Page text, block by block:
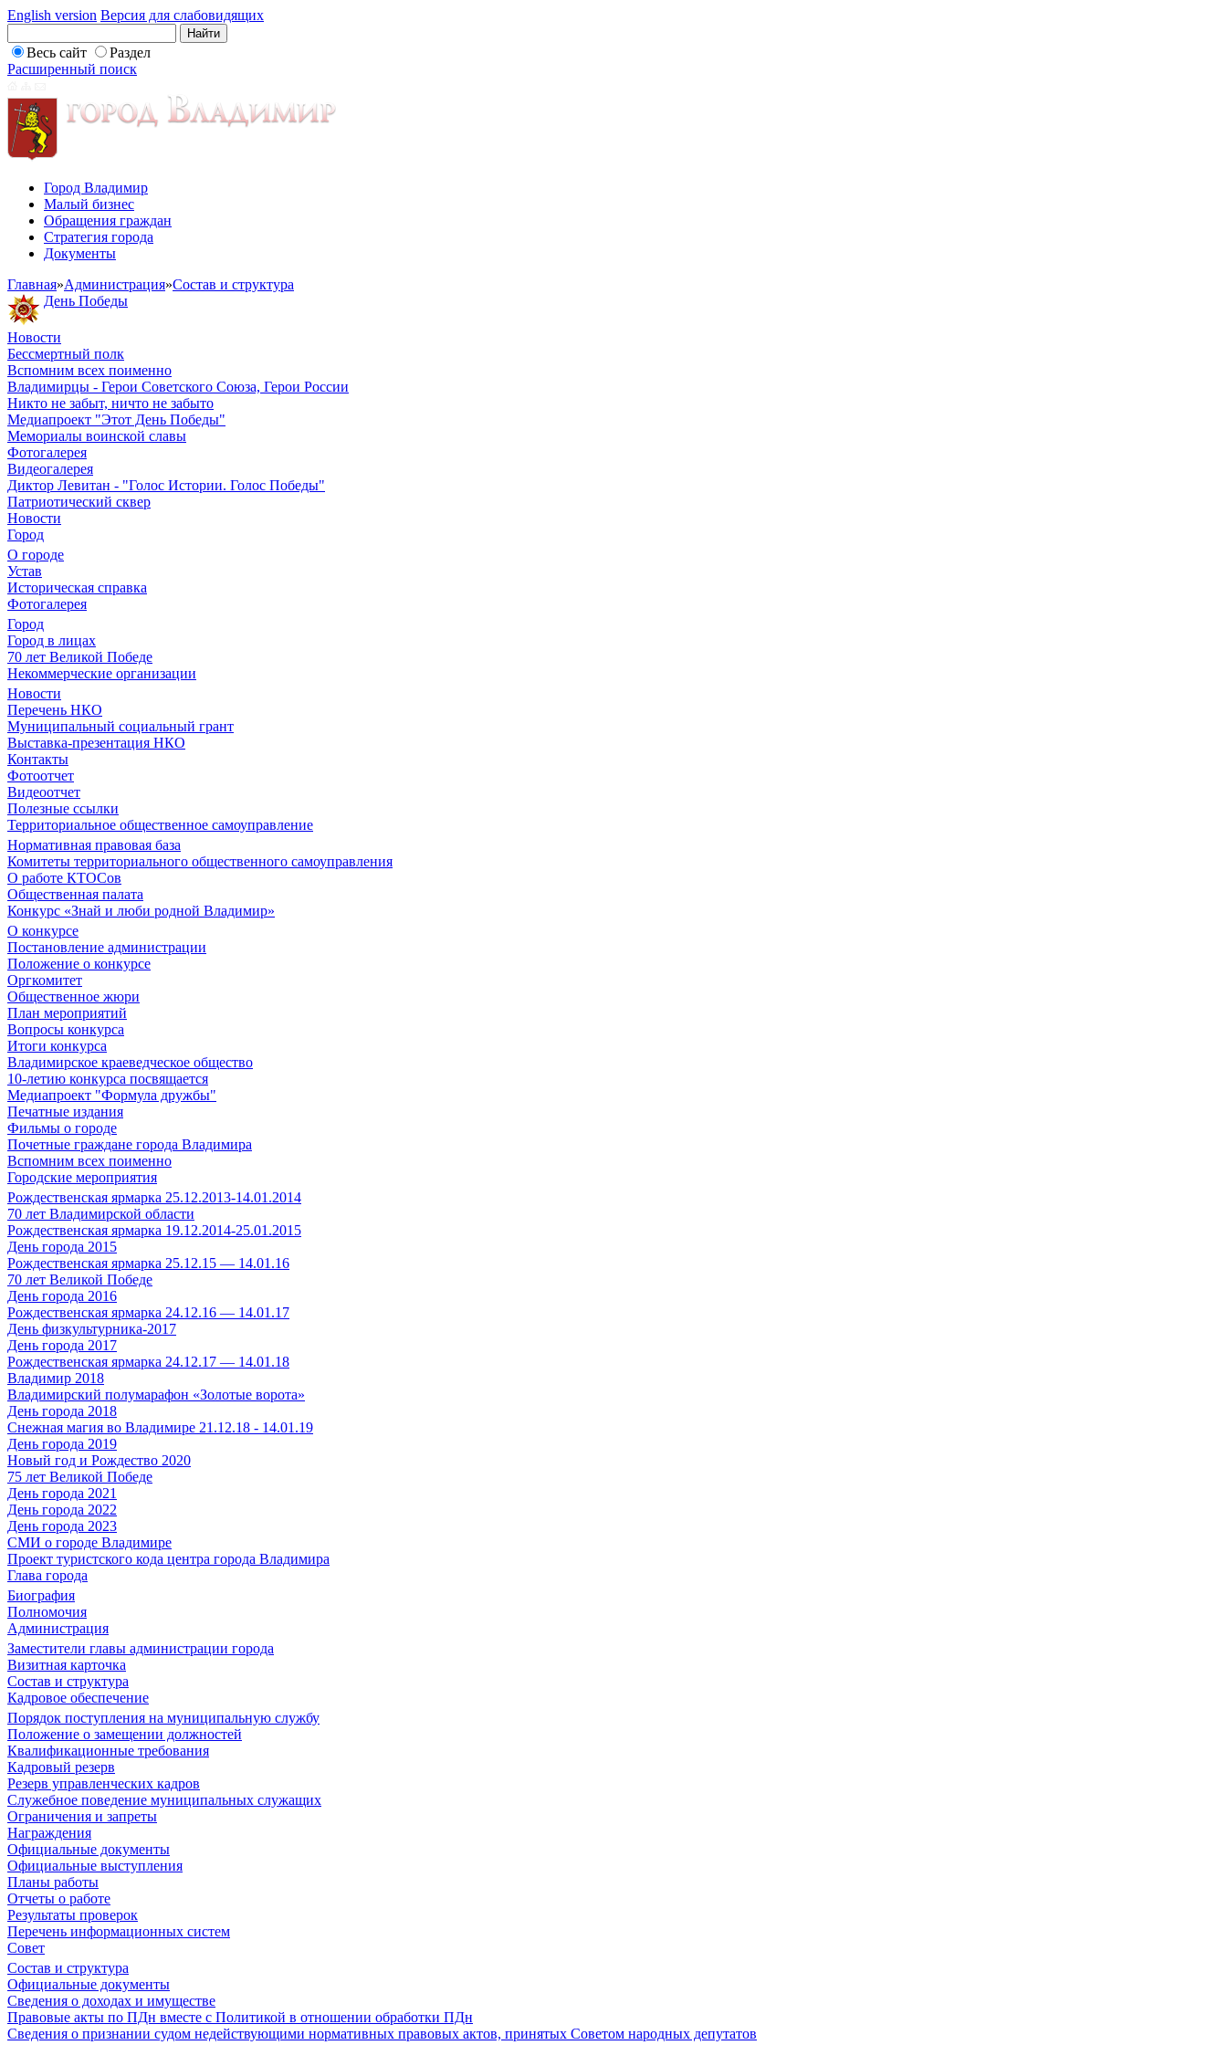
English version Версия для слабовидящих
Весь сайт
Раздел
Расширенный поиск
Город Владимир
Малый бизнес
Обращения граждан
Стратегия города
Документы
Главная»Администрация»Состав и структура
День Победы
Новости
Бессмертный полк
Вспомним всех поименно
Владимирцы - Герои Советского Союза, Герои России
Никто не забыт, ничто не забыто
Медиапроект "Этот День Победы"
Мемориалы воинской славы
Фотогалерея
Видеогалерея
Диктор Левитан - "Голос Истории. Голос Победы"
Патриотический сквер
Новости
Город
О городе
Устав
Историческая справка
Фотогалерея
Город
Город в лицах
70 лет Великой Победе
Некоммерческие организации
Новости
Перечень НКО
Муниципальный социальный грант
Выставка-презентация НКО
Контакты
Фотоотчет
Видеоотчет
Полезные ссылки
Территориальное общественное самоуправление
Нормативная правовая база
Комитеты территориального общественного самоуправления
О работе КТОСов
Общественная палата
Конкурс «Знай и люби родной Владимир»
О конкурсе
Постановление администрации
Положение о конкурсе
Оргкомитет
Общественное жюри
План мероприятий
Вопросы конкурса
Итоги конкурса
Владимирское краеведческое общество
10-летию конкурса посвящается
Медиапроект "Формула дружбы"
Печатные издания
Фильмы о городе
Почетные граждане города Владимира
Вспомним всех поименно
Городские мероприятия
Рождественская ярмарка 25.12.2013-14.01.2014
70 лет Владимирской области
Рождественская ярмарка 19.12.2014-25.01.2015
День города 2015
Рождественская ярмарка 25.12.15 — 14.01.16
70 лет Великой Победе
День города 2016
Рождественская ярмарка 24.12.16 — 14.01.17
День физкультурника-2017
День города 2017
Рождественская ярмарка 24.12.17 — 14.01.18
Владимир 2018
Владимирский полумарафон «Золотые ворота»
День города 2018
Снежная магия во Владимире 21.12.18 - 14.01.19
День города 2019
Новый год и Рождество 2020
75 лет Великой Победе
День города 2021
День города 2022
День города 2023
СМИ о городе Владимире
Проект туристского кода центра города Владимира
Глава города
Биография
Полномочия
Администрация
Заместители главы администрации города
Визитная карточка
Состав и структура
Кадровое обеспечение
Порядок поступления на муниципальную службу
Положение о замещении должностей
Квалификационные требования
Кадровый резерв
Резерв управленческих кадров
Служебное поведение муниципальных служащих
Ограничения и запреты
Награждения
Официальные документы
Официальные выступления
Планы работы
Отчеты о работе
Результаты проверок
Перечень информационных систем
Совет
Состав и структура
Официальные документы
Сведения о доходах и имуществе
Правовые акты по ПДн вместе с Политикой в отношении обработки ПДн
Сведения о признании судом недействующими нормативных правовых актов, принятых Советом народных депутатов